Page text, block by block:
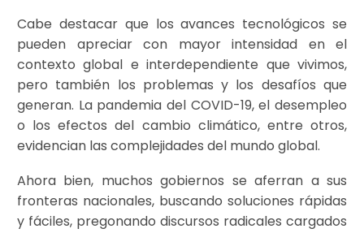
Cabe destacar que los avances tecnológicos se
pueden apreciar con mayor intensidad en el
contexto global e interdependiente que vivimos,
pero también los problemas y los desafíos que
generan. La pandemia del COVID-19, el desempleo
o los efectos del cambio climático, entre otros,
evidencian las complejidades del mundo global.
Ahora bien, muchos gobiernos se aferran a sus
fronteras nacionales, buscando soluciones rápidas
y fáciles, pregonando discursos radicales cargados